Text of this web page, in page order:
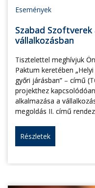
Események
Szabad Szoftverek
vállalkozásban
Tisztelettel meghívjuk
Paktum keretében
győri járásban” – című
projekthez
alkalmazása a
megoldás II. című
Részletek